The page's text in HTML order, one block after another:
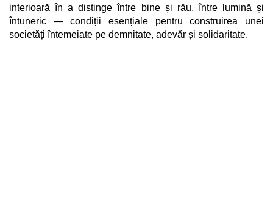
interioară în a distinge între bine și rău, între lumină și
întuneric — condiții esențiale pentru construirea unei
societăți întemeiate pe demnitate, adevăr și solidaritate.